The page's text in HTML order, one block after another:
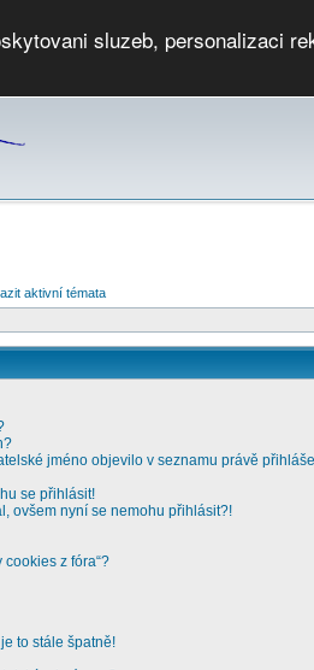
sluzeb, personalizaci
aktivní témata
jméno objevilo v seznamu právě
se přihlásit!
ovšem nyní se nemohu přihlásit?!
cookies z fóra“?
to stále špatně!